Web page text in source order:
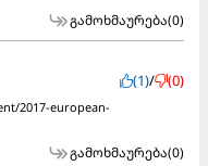
გამოხმაურება(0)
(1)/ (0)
2017-european-
გამოხმაურება(0)